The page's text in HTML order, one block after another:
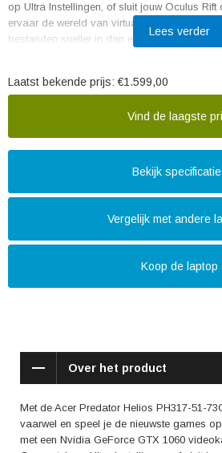
op Ultra Instellingen, of sluit jouw Oculus
ervaar de wereld van virtual reality. De 256
bestanden sneller in dan een normale SSD,
3D fan jouw Acer Predator, die meer frisse
Lees verder
Laatst bekende prijs: €1.599,00
Vind de laagste
Bekijk
Vergelijk met andere
Koop de laptop
Over het product
Met de Acer Predator Helios PH317-51-
vaarwel en speel je de nieuwste games
met een Nvidia GeForce GTX 1060